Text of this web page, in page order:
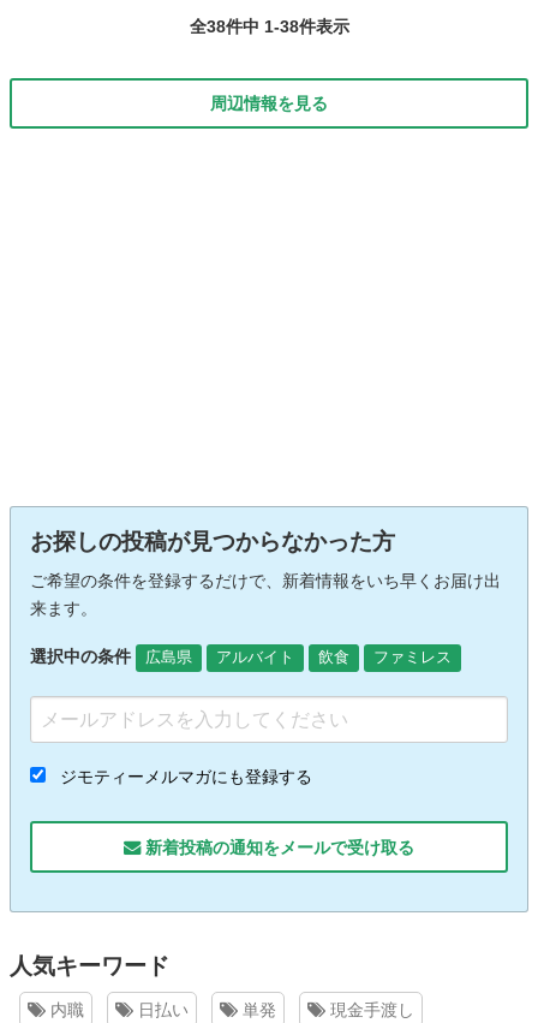
全38件中 1-38件表示
周辺情報を見る
お探しの投稿が見つからなかった方
ご希望の条件を登録するだけで、新着情報をいち早くお届け出
来ます。
選択中の条件 広島県 アルバイト 飲食 ファミレス
ジモティーメルマガにも登録する
新着投稿の通知をメールで受け取る
人気キーワード
内職 日払い 単発 現金手渡し